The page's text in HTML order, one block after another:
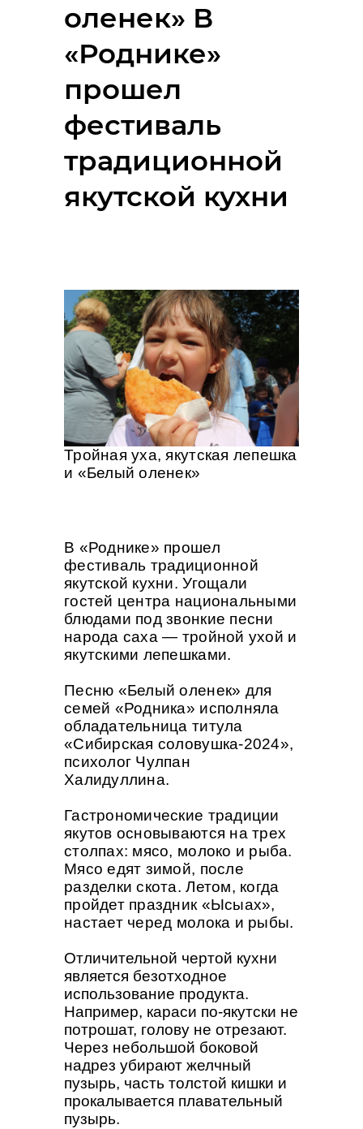
оленек» В
«Роднике»
прошел
фестиваль
традиционной
якутской кухни
Тройная уха, якутская лепешка
и «Белый оленек»
В «Роднике» прошел
фестиваль традиционной
якутской кухни. Угощали
гостей центра национальными
блюдами под звонкие песни
народа саха — тройной ухой и
якутскими лепешками.
Песню «Белый оленек» для
семей «Родника» исполняла
обладательница титула
«Сибирская соловушка-2024»,
психолог Чулпан
Халидуллина.
Гастрономические традиции
якутов основываются на трех
столпах: мясо, молоко и рыба.
Мясо едят зимой, после
разделки скота. Летом, когда
пройдет праздник «Ысыах»,
настает черед молока и рыбы.
Отличительной чертой кухни
является безотходное
использование продукта.
Например, караси по-якутски не
потрошат, голову не отрезают.
Через небольшой боковой
надрез убирают желчный
пузырь, часть толстой кишки и
прокалывается плавательный
пузырь.